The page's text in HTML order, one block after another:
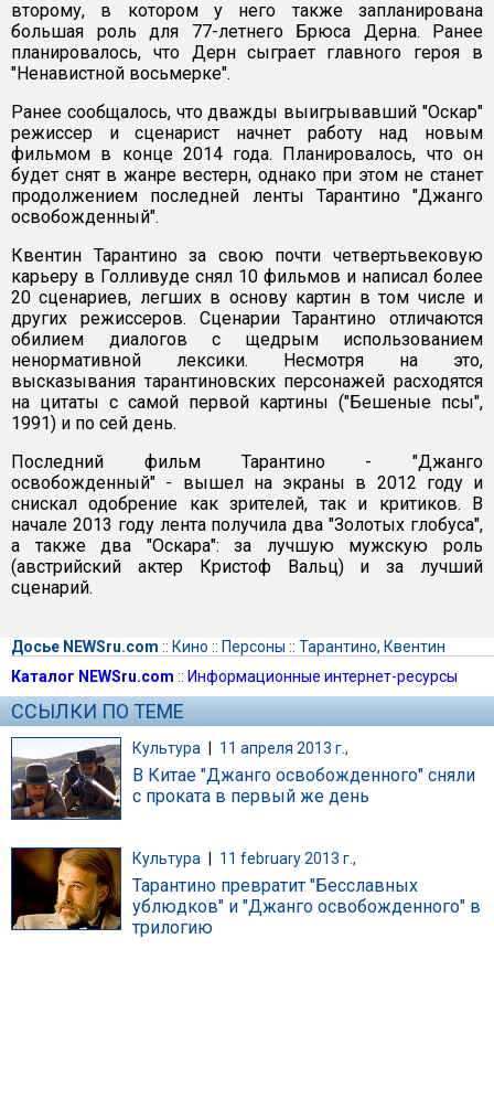
второму, в котором у него также запланирована
большая роль для 77-летнего Брюса Дерна. Ранее
планировалось, что Дерн сыграет главного героя в
"Ненавистной восьмерке".
Ранее сообщалось, что дважды выигрывавший "Оскар"
режиссер и сценарист начнет работу над новым
фильмом в конце 2014 года. Планировалось, что он
будет снят в жанре вестерн, однако при этом не станет
продолжением последней ленты Тарантино "Джанго
освобожденный".
Квентин Тарантино за свою почти четвертьвековую
карьеру в Голливуде снял 10 фильмов и написал более
20 сценариев, легших в основу картин в том числе и
других режиссеров. Сценарии Тарантино отличаются
обилием диалогов с щедрым использованием
ненормативной лексики. Несмотря на это,
высказывания тарантиновских персонажей расходятся
на цитаты с самой первой картины ("Бешеные псы",
1991) и по сей день.
Последний фильм Тарантино - "Джанго
освобожденный" - вышел на экраны в 2012 году и
снискал одобрение как зрителей, так и критиков. В
начале 2013 году лента получила два "Золотых глобуса",
а также два "Оскара": за лучшую мужскую роль
(австрийский актер Кристоф Вальц) и за лучший
сценарий.
Досье NEWSru.com :: Кино :: Персоны :: Тарантино, Квентин
Каталог NEWSru.com :: Информационные интернет-ресурсы
ССЫЛКИ ПО ТЕМЕ
Культура | 11 апреля 2013 г.,
В Китае "Джанго освобожденного" сняли
с проката в первый же день
Культура 11 february 2013 г.,
Тарантино превратит "Бесславных
ублюдков" и "Джанго освобожденного" в
трилогию